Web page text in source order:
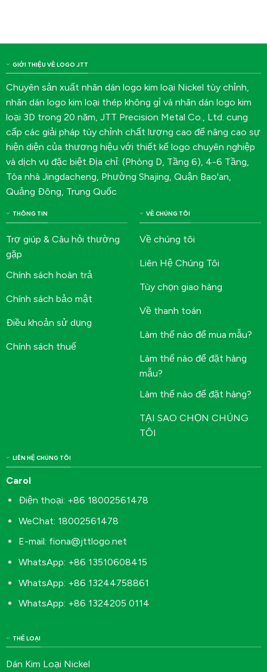
GIỚI THIỆU VỀ LOGO JTT
Chuyên sản xuất nhãn dán logo kim loại Nickel tùy chỉnh,
nhãn dán logo kim loại thép không gỉ và nhãn dán logo kim
loại 3D trong 20 năm, JTT Precision Metal Co., Ltd. cung
cấp các giải pháp tùy chỉnh chất lượng cao để nâng cao sự
hiện diện của thương hiệu với thiết kế logo chuyên nghiệp
và dịch vụ đặc biệt.Địa chỉ: (Phòng D, Tầng 6), 4-6 Tầng,
Tòa nhà Jingdacheng, Phường Shajing, Quận Bao'an,
Quảng Đông, Trung Quốc
THÔNG TIN
Trợ giúp & Câu hỏi thường
gặp
Chính sách hoàn trả
Chính sách bảo mật
Điều khoản sử dụng
Chính sách thuế
VỀ CHÚNG TÔI
Về chúng tôi
Liên Hệ Chúng Tôi
Tùy chọn giao hàng
Về thanh toán
Làm thế nào để mua mẫu?
Làm thế nào để đặt hàng
mẫu?
Làm thế nào để đặt hàng?
TẠI SAO CHỌN CHÚNG
TÔI
THỂ LOẠI
Dán Kim Loại Nickel
LIÊN HỆ CHÚNG TÔI
Carol
Điện thoại: +86 18002561478
WeChat: 18002561478
E-mail: fiona@jttlogo.net
WhatsApp: +86 13510608415
WhatsApp: +86 13244758861
WhatsApp: +86 1324205 0114